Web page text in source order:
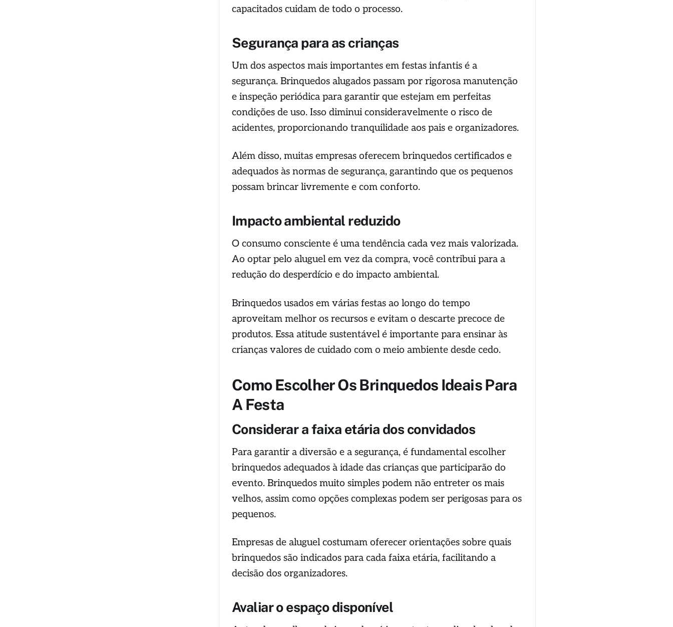
capacitados cuidam de todo o processo.
Segurança para as crianças
Um dos aspectos mais importantes em festas infantis é a
segurança. Brinquedos alugados passam por rigorosa manutenção
e inspeção periódica para garantir que estejam em perfeitas
condições de uso. Isso diminui consideravelmente o risco de
acidentes, proporcionando tranquilidade aos pais e organizadores.
Além disso, muitas empresas oferecem brinquedos certificados e
adequados às normas de segurança, garantindo que os pequenos
possam brincar livremente e com conforto.
Impacto ambiental reduzido
O consumo consciente é uma tendência cada vez mais valorizada.
Ao optar pelo aluguel em vez da compra, você contribui para a
redução do desperdício e do impacto ambiental.
Brinquedos usados em várias festas ao longo do tempo
aproveitam melhor os recursos e evitam o descarte precoce de
produtos. Essa atitude sustentável é importante para ensinar às
crianças valores de cuidado com o meio ambiente desde cedo.
Como Escolher Os Brinquedos Ideais Para
A Festa
Considerar a faixa etária dos convidados
Para garantir a diversão e a segurança, é fundamental escolher
brinquedos adequados à idade das crianças que participarão do
evento. Brinquedos muito simples podem não entreter os mais
velhos, assim como opções complexas podem ser perigosas para os
pequenos.
Empresas de aluguel costumam oferecer orientações sobre quais
brinquedos são indicados para cada faixa etária, facilitando a
decisão dos organizadores.
Avaliar o espaço disponível